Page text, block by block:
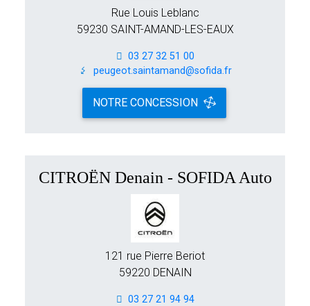
Rue Louis Leblanc
59230 SAINT-AMAND-LES-EAUX
03 27 32 51 00
peugeot.saintamand@sofida.fr
NOTRE CONCESSION
CITROËN Denain - SOFIDA Auto
121 rue Pierre Beriot
59220 DENAIN
03 27 21 94 94